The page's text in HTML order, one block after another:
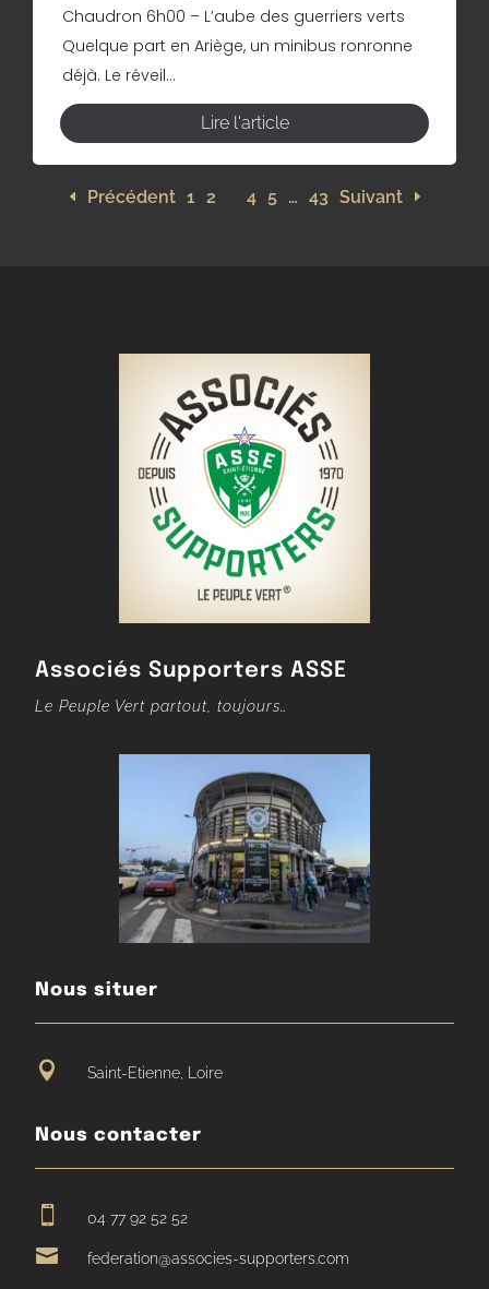
Chaudron 6h00 – L’aube des guerriers verts
Quelque part en Ariège, un minibus ronronne
déjà. Le réveil...
Lire l'article
Précédent 1 2 4 5 … 43 Suivant
Associés Supporters ASSE
Le Peuple Vert partout, toujours…
Nous situer
 Saint-Etienne, Loire
Nous contacter
 04 77 92 52 52
 federation@associes-supporters.com